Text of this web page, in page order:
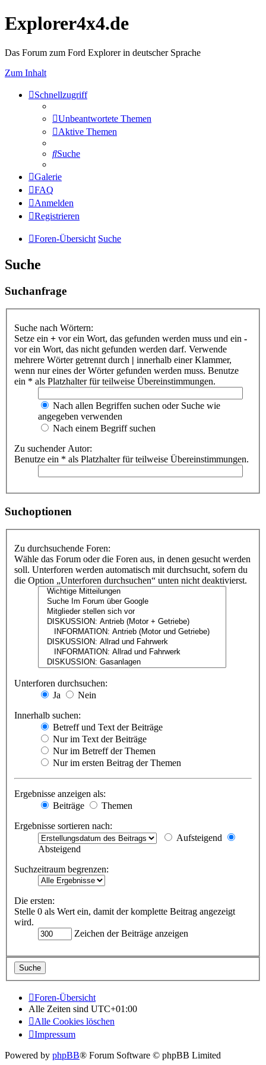
Explorer4x4.de
Das Forum zum Ford Explorer in deutscher Sprache
Zum Inhalt
Schnellzugriff
Unbeantwortete Themen
Aktive Themen
Suche
Galerie
FAQ
Anmelden
Registrieren
Foren-Übersicht Suche
Suche
Suchanfrage
Suche nach Wörtern:
Setze ein + vor ein Wort, das gefunden werden muss und ein -
vor ein Wort, das nicht gefunden werden darf. Verwende
mehrere Wörter getrennt durch | innerhalb einer Klammer,
wenn nur eines der Wörter gefunden werden muss. Benutze
ein * als Platzhalter für teilweise Übereinstimmungen.
Nach allen Begriffen suchen oder Suche wie
angegeben verwenden
Nach einem Begriff suchen
Zu suchender Autor:
Benutze ein * als Platzhalter für teilweise Übereinstimmungen.
Suchoptionen
Zu durchsuchende Foren:
Wähle das Forum oder die Foren aus, in denen gesucht werden
soll. Unterforen werden automatisch mit durchsucht, sofern du
die Option „Unterforen durchsuchen“ unten nicht deaktivierst.
Unterforen durchsuchen:
Ja
Nein
Innerhalb suchen:
Betreff und Text der Beiträge
Nur im Text der Beiträge
Nur im Betreff der Themen
Nur im ersten Beitrag der Themen
Ergebnisse anzeigen als:
Beiträge
Themen
Ergebnisse sortieren nach:
Aufsteigend
Absteigend
Suchzeitraum begrenzen:
Die ersten:
Stelle 0 als Wert ein, damit der komplette Beitrag angezeigt
wird.
Zeichen der Beiträge anzeigen
Foren-Übersicht
Alle Zeiten sind UTC+01:00
Alle Cookies löschen
Impressum
Powered by phpBB® Forum Software © phpBB Limited